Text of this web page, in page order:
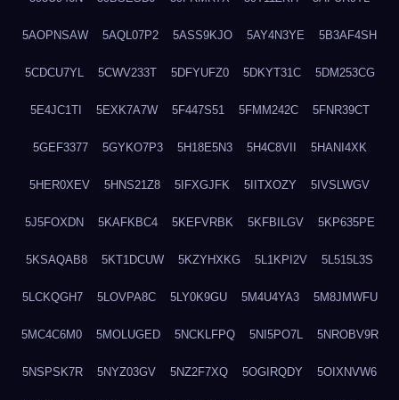
5AOPNSAW 5AQL07P2 5ASS9KJO 5AY4N3YE 5B3AF4SH
5CDCU7YL 5CWV233T 5DFYUFZ0 5DKYT31C 5DM253CG
5E4JC1TI 5EXK7A7W 5F447S51 5FMM242C 5FNR39CT
5GEF3377 5GYKO7P3 5H18E5N3 5H4C8VII 5HANI4XK
5HER0XEV 5HNS21Z8 5IFXGJFK 5IITXOZY 5IVSLWGV
5J5FOXDN 5KAFKBC4 5KEFVRBK 5KFBILGV 5KP635PE
5KSAQAB8 5KT1DCUW 5KZYHXKG 5L1KPI2V 5L515L3S
5LCKQGH7 5LOVPA8C 5LY0K9GU 5M4U4YA3 5M8JMWFU
5MC4C6M0 5MOLUGED 5NCKLFPQ 5NI5PO7L 5NROBV9R
5NSPSK7R 5NYZ03GV 5NZ2F7XQ 5OGIRQDY 5OIXNVW6